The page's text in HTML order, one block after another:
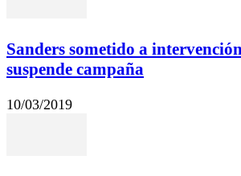
Sanders sometido a
suspende campaña
10/03/2019